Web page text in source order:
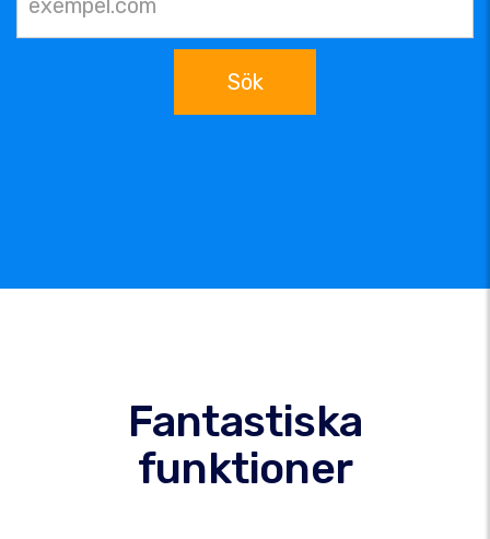
Sök
Fantastiska
funktioner